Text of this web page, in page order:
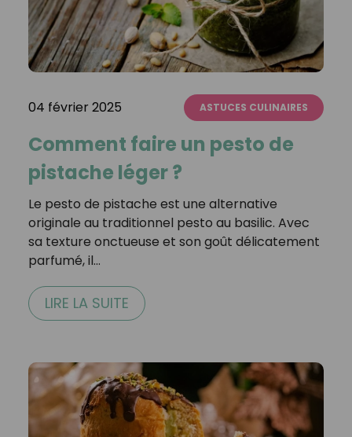
04 février 2025 ASTUCES CULINAIRES
Comment faire un pesto de
pistache léger ?
Le pesto de pistache est une alternative
originale au traditionnel pesto au basilic. Avec
sa texture onctueuse et son goût délicatement
parfumé, il…
LIRE LA SUITE